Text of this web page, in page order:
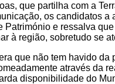
que partilha com a
os candidatos
Património e ressalva
à região, sobretudo se
que não tem havido
através da
disponibilidade do